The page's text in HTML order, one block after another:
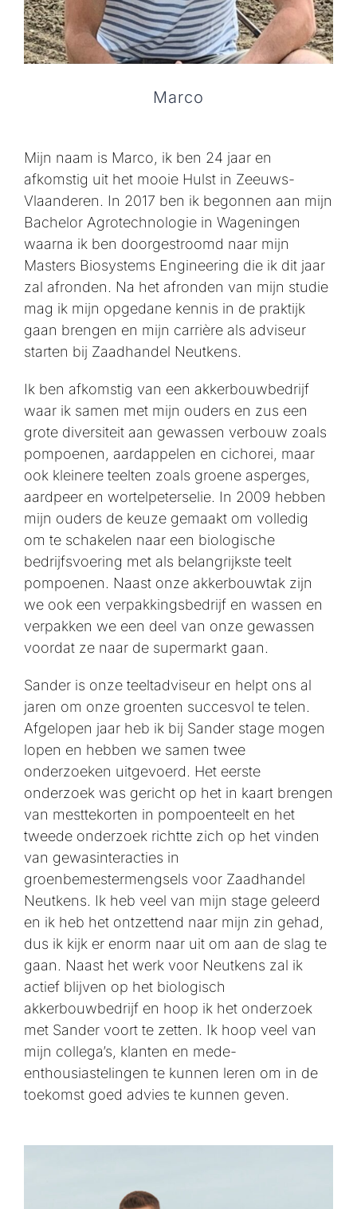
Marco
Mijn naam is Marco, ik ben 24 jaar en
afkomstig uit het mooie Hulst in Zeeuws-
Vlaanderen. In 2017 ben ik begonnen aan mijn
Bachelor Agrotechnologie in Wageningen
waarna ik ben doorgestroomd naar mijn
Masters Biosystems Engineering die ik dit jaar
zal afronden. Na het afronden van mijn studie
mag ik mijn opgedane kennis in de praktijk
gaan brengen en mijn carrière als adviseur
starten bij Zaadhandel Neutkens.
Ik ben afkomstig van een akkerbouwbedrijf
waar ik samen met mijn ouders en zus een
grote diversiteit aan gewassen verbouw zoals
pompoenen, aardappelen en cichorei, maar
ook kleinere teelten zoals groene asperges,
aardpeer en wortelpeterselie. In 2009 hebben
mijn ouders de keuze gemaakt om volledig
om te schakelen naar een biologische
bedrijfsvoering met als belangrijkste teelt
pompoenen. Naast onze akkerbouwtak zijn
we ook een verpakkingsbedrijf en wassen en
verpakken we een deel van onze gewassen
voordat ze naar de supermarkt gaan.
Sander is onze teeltadviseur en helpt ons al
jaren om onze groenten succesvol te telen.
Afgelopen jaar heb ik bij Sander stage mogen
lopen en hebben we samen twee
onderzoeken uitgevoerd. Het eerste
onderzoek was gericht op het in kaart brengen
van mesttekorten in pompoenteelt en het
tweede onderzoek richtte zich op het vinden
van gewasinteracties in
groenbemestermengsels voor Zaadhandel
Neutkens. Ik heb veel van mijn stage geleerd
en ik heb het ontzettend naar mijn zin gehad,
dus ik kijk er enorm naar uit om aan de slag te
gaan. Naast het werk voor Neutkens zal ik
actief blijven op het biologisch
akkerbouwbedrijf en hoop ik het onderzoek
met Sander voort te zetten. Ik hoop veel van
mijn collega’s, klanten en mede-
enthousiastelingen te kunnen leren om in de
toekomst goed advies te kunnen geven.